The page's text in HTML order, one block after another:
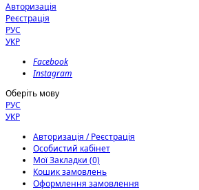
Авторизація
Реєстрація
РУС
УКР
Facebook
Instagram
Оберіть мову
РУС
УКР
Авторизація / Реєстрація
Особистий кабінет
Мої Закладки (0)
Кошик замовлень
Оформлення замовлення